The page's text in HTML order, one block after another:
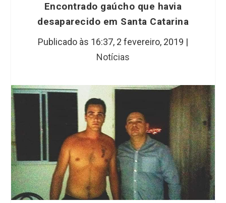
Encontrado gaúcho que havia
desaparecido em Santa Catarina
Publicado às 16:37, 2 fevereiro, 2019 |
Notícias